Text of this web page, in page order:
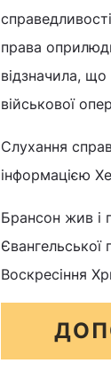
права
відзначила,
військової
Слухання
інформацією
Брансон жив і
Воскресіння